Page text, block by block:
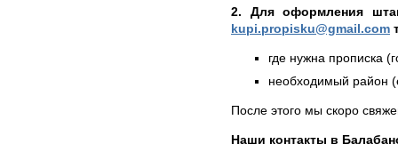
2. Для оформления
kupi.propisku@gmail.com
где нужна прописка
необходимый район
После этого мы скоро
Наши контакты в